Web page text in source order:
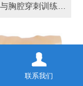
联系我们